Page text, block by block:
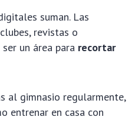
suman. Las
revistas o
un área para recortar
al gimnasio regularmente,
entrenar en casa con